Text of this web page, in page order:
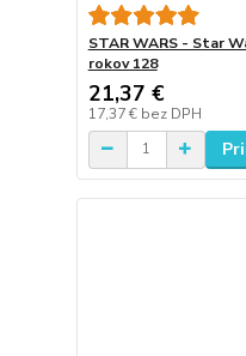
STAR WARS - Star
rokov 128
21,37 €
17,37 € bez DPH